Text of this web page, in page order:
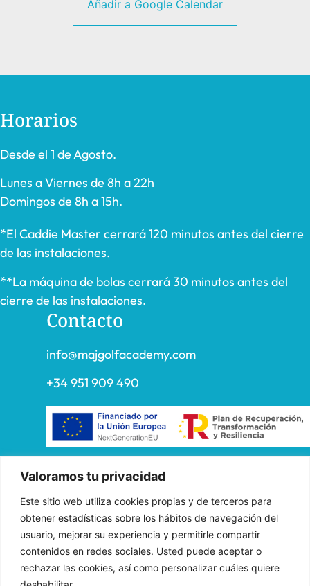
Valoramos tu privacidad
Este sitio web utiliza cookies propias y de terceros para
obtener estadísticas sobre los hábitos de navegación del
usuario, mejorar su experiencia y permitirle compartir
contenidos en redes sociales. Usted puede aceptar o
rechazar las cookies, así como personalizar cuáles quiere
Añadir a Google Calendar
Horarios
Desde el 1 de Agosto.
Lunes a Viernes de 8h a 22h
Domingos de 8h a 15h.
*El Caddie Master cerrará 120 minutos antes del cierre
de las instalaciones.
**La máquina de bolas cerrará 30 minutos antes del
cierre de las instalaciones.
Contacto
info@majgolfacademy.com
+34 951 909 490
«FADE AND DRAW TARGET S.L. ha recibido una ayuda de la
Unión Europea con cargo al Programa Operativo FEDER de
Andalucía 2014-2020, financiada como parte de la respuesta de
la Unión a la pandemia de COVID-19 (REACT-UE), para
compensar el sobrecoste energético de gas natural y/o
electricidad a pymes y autónomos especialmente afectados por el
incremento de los precios del gas natural y la electricidad